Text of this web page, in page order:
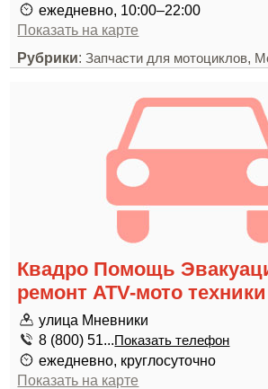
ежедневно, 10:00–22:00
Показать на карте
Рубрики:Запчасти для мотоциклов,
Квадро Помощь
ремонт ATV-мото техники
улица Мневники
8 (800) 51...Показать телефон
ежедневно, круглосуточно
Показать на карте